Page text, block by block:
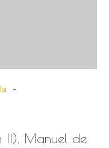
-
II), Manuel de